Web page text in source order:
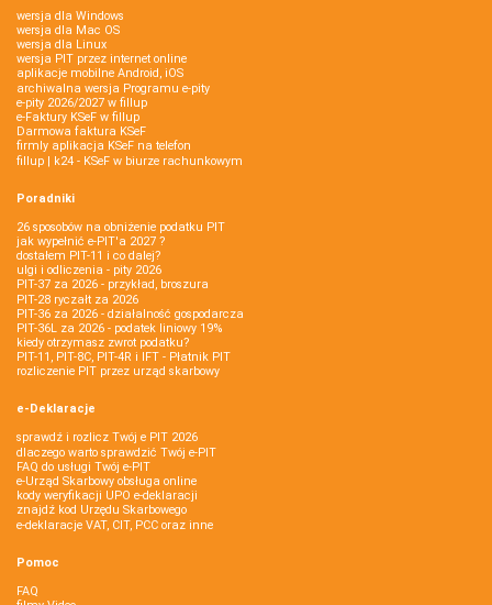
wersja dla Windows
wersja dla Mac OS
wersja dla Linux
wersja PIT przez internet online
aplikacje mobilne Android, iOS
archiwalna wersja Programu e-pity
e-pity 2026/2027 w fillup
e‑Faktury KSeF w fillup
Darmowa faktura KSeF
firmly aplikacja KSeF na telefon
fillup | k24 - KSeF w biurze rachunkowym
Poradniki
26 sposobów na obniżenie podatku PIT
jak wypełnić e-PIT'a 2027 ?
dostałem PIT-11 i co dalej?
ulgi i odliczenia - pity 2026
PIT-37 za 2026 - przykład, broszura
PIT-28 ryczałt za 2026
PIT-36 za 2026 - działalność gospodarcza
PIT-36L za 2026 - podatek liniowy 19%
kiedy otrzymasz zwrot podatku?
PIT-11, PIT-8C, PIT-4R i IFT - Płatnik PIT
rozliczenie PIT przez urząd skarbowy
e-Deklaracje
sprawdź i rozlicz Twój e PIT 2026
dlaczego warto sprawdzić Twój e-PIT
FAQ do usługi Twój e-PIT
e-Urząd Skarbowy obsługa online
kody weryfikacji UPO e-deklaracji
znajdź kod Urzędu Skarbowego
e-deklaracje VAT, CIT, PCC oraz inne
Pomoc
FAQ